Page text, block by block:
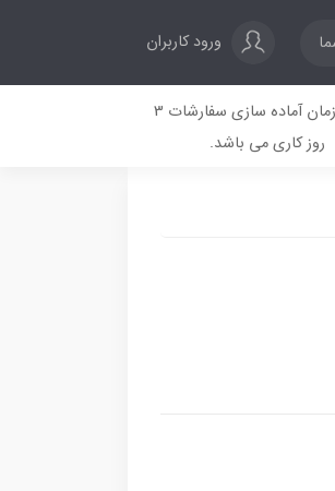
ورود کاربران
زمان آماده سازی سفارشات 3
روز کاری می باشد.